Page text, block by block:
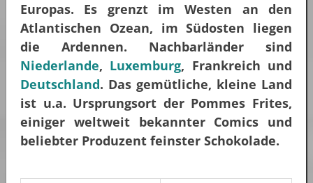
Europas. Es grenzt im Westen an den
Atlantischen Ozean, im Südosten liegen
die Ardennen. Nachbarländer sind
Niederlande, Luxemburg, Frankreich und
Deutschland. Das gemütliche, kleine Land
ist u.a. Ursprungsort der Pommes Frites,
einiger weltweit bekannter Comics und
beliebter Produzent feinster Schokolade.